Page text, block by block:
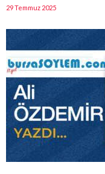
29 Temmuz 2025